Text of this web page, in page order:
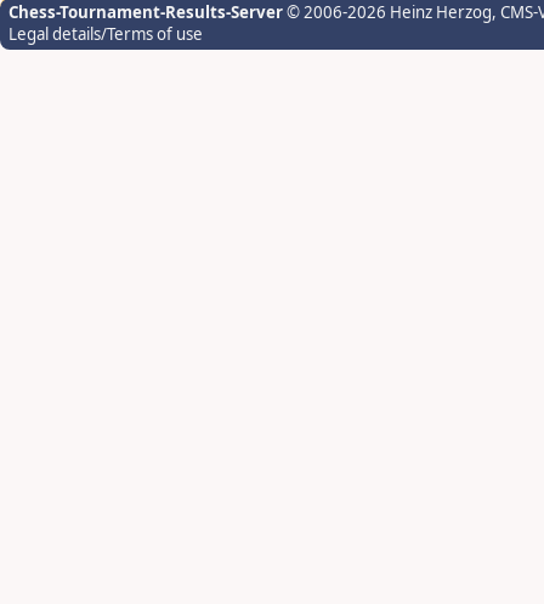
Chess-Tournament-Results-Server© 2006-2026 Heinz Herzog,
Legal details/Terms of use